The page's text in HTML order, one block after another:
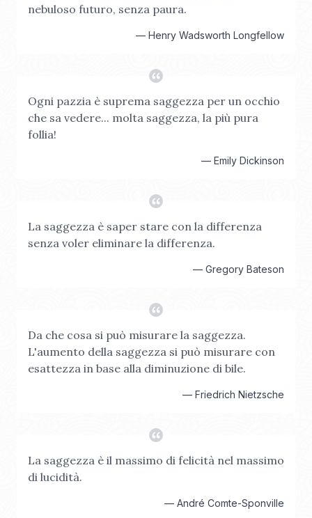
nebuloso futuro, senza paura.
— Henry Wadsworth Longfellow
Ogni pazzia è suprema saggezza per un occhio
che sa vedere... molta saggezza, la più pura
follia!
— Emily Dickinson
La saggezza è saper stare con la differenza
senza voler eliminare la differenza.
— Gregory Bateson
Da che cosa si può misurare la saggezza.
L'aumento della saggezza si può misurare con
esattezza in base alla diminuzione di bile.
— Friedrich Nietzsche
La saggezza è il massimo di felicità nel massimo
di lucidità.
— André Comte-Sponville